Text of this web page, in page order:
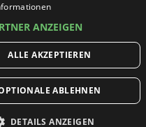
® Forum Software ©
durchphpBB.de
ANZEIGEN
ALLE AKZEPTIEREN
ABLEHNEN
DETAILS ANZEIGEN